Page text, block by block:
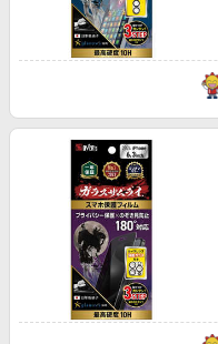
ビジネス・その他サービス